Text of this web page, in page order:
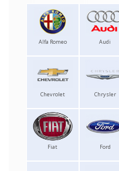
Alfa Romeo Audi
Chevrolet Chrysler
Fiat Ford